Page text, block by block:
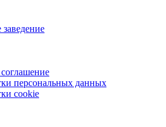
персональных данных
cookie